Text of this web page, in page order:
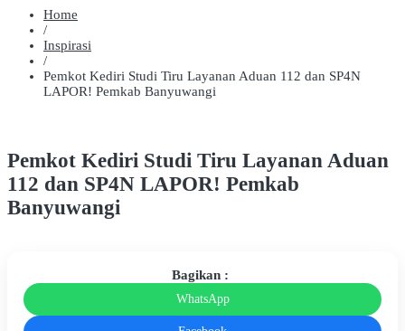
Home
/
Inspirasi
/
Pemkot Kediri Studi Tiru Layanan Aduan 112 dan SP4N
LAPOR! Pemkab Banyuwangi
Pemkot Kediri Studi Tiru Layanan Aduan
112 dan SP4N LAPOR! Pemkab
Banyuwangi
Bagikan :
WhatsApp